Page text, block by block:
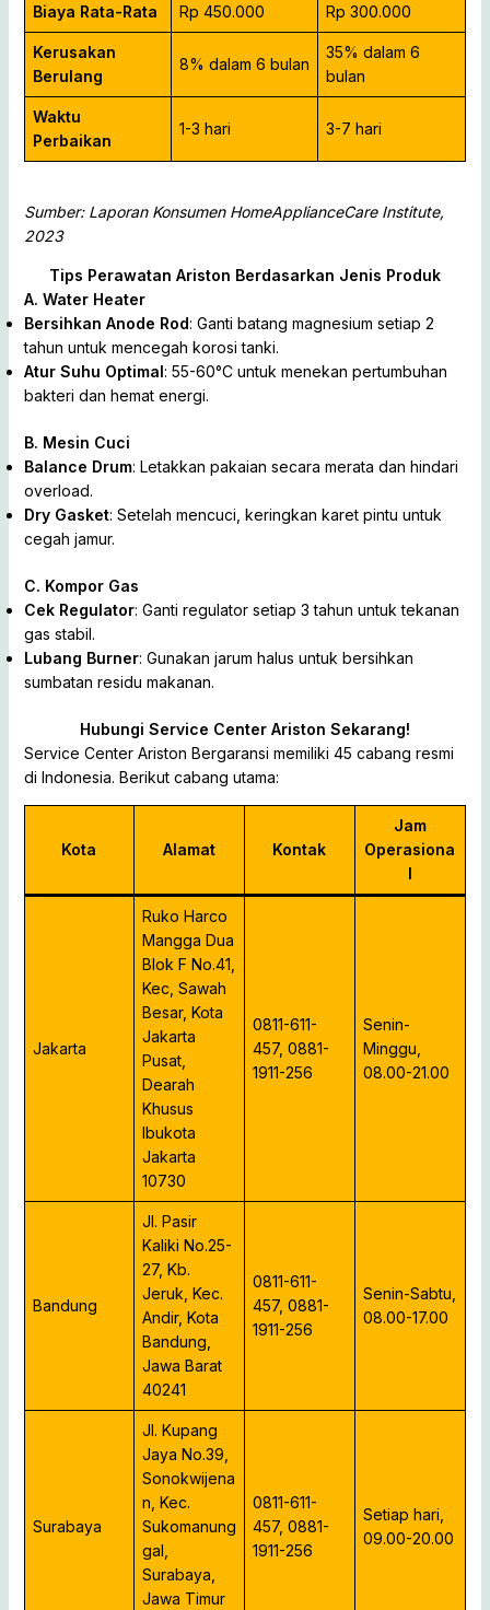
Biaya Rata-Rata Rp 450.000 Rp 300.000
Kerusakan
Berulang
8% dalam 6 bulan
35% dalam 6
bulan
Waktu
Perbaikan
1-3 hari 3-7 hari
Sumber: Laporan Konsumen HomeApplianceCare Institute,
2023
Tips Perawatan Ariston Berdasarkan Jenis Produk
A. Water Heater
Bersihkan Anode Rod: Ganti batang magnesium setiap 2
tahun untuk mencegah korosi tanki.
Atur Suhu Optimal: 55-60°C untuk menekan pertumbuhan
bakteri dan hemat energi.
B. Mesin Cuci
Balance Drum: Letakkan pakaian secara merata dan hindari
overload.
Dry Gasket: Setelah mencuci, keringkan karet pintu untuk
cegah jamur.
C. Kompor Gas
Cek Regulator: Ganti regulator setiap 3 tahun untuk tekanan
gas stabil.
Lubang Burner: Gunakan jarum halus untuk bersihkan
sumbatan residu makanan.
Hubungi Service Center Ariston Sekarang!
Service Center Ariston Bergaransi memiliki 45 cabang resmi
di Indonesia. Berikut cabang utama:
Kota Alamat Kontak
Jam
Operasiona
l
Jakarta
Ruko Harco
Mangga Dua
Blok F No.41,
Kec, Sawah
Besar, Kota
Jakarta
Pusat,
Dearah
Khusus
Ibukota
Jakarta
10730
0811-611-
457, 0881-
1911-256
Senin-
Minggu,
08.00-21.00
Bandung
Jl. Pasir
Kaliki No.25-
27, Kb.
Jeruk, Kec.
Andir, Kota
Bandung,
Jawa Barat
40241
0811-611-
457, 0881-
1911-256
Senin-Sabtu,
08.00-17.00
Surabaya
Jl. Kupang
Jaya No.39,
Sonokwijena
n, Kec.
Sukomanung
gal,
Surabaya,
Jawa Timur
0811-611-
457, 0881-
1911-256
Setiap hari,
09.00-20.00